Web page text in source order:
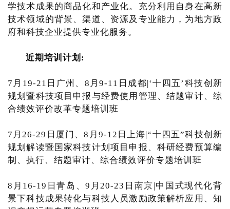
学技术成果的商品化和产业化。充分利用自身在高新
技术领域的背景、渠道、资源及专业能力，为地方政
府和科技企业提供专业化服务。
近期培训计划:
7月19-21日广州、8月9-11日成都|‘十四五’科技创新
规划暨科技项目申报与经费使用管理、结题审计、综
合绩效评价改革专题培训班
7月26-29日厦门、8月9-12日上海|“十四五”科技创新
规划解读暨国家科技计划项目申报、科研经费预算编
制、执行、结题审计、综合绩效评价专题培训班
8月16-19日青岛、9月20-23日南京|中国式现代化背
景下科技成果转化与科技人员激励政策解析应用、知